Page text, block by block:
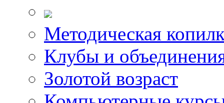
Методическая
Клубы и
Золотой возраст